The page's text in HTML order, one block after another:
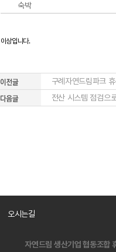
숙박
이상입니다.
구례자연드림파크
전산 시스템 점검으
오시는길
자연드림 생산기업 협동조합